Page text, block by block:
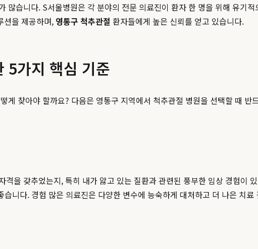
습니다. S서울병원은 각 분야의 전문 의료진이 환자 한 명을 위해 유기
션을 제공하며, 영통구 척추관절 환자들에게 높은 신뢰를 얻고 있습니다.
5가지 핵심 기준
찾아야 할까요? 다음은 영통구 지역에서 척추관절 병원을 선택할 때 반
을 갖추었는지, 특히 내가 앓고 있는 질환과 관련된 풍부한 임상 경험이
니다. 경험 많은 의료진은 다양한 변수에 능숙하게 대처하고 더 나은 치